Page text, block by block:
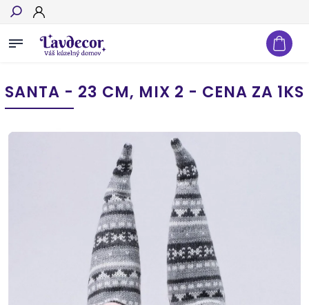
Hľadať
SANTA - 23 CM, MIX 2 - CENA ZA 1KS